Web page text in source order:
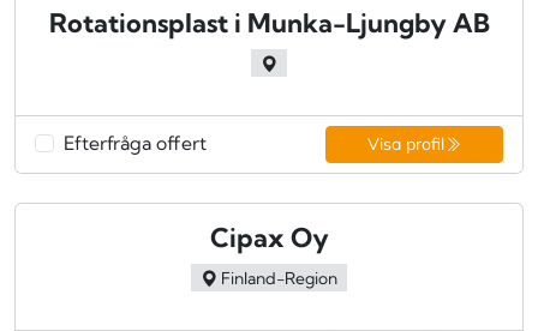
Rotationsplast i Munka-Ljungby AB
Efterfråga offert Visa profil
Cipax Oy
Finland-Region